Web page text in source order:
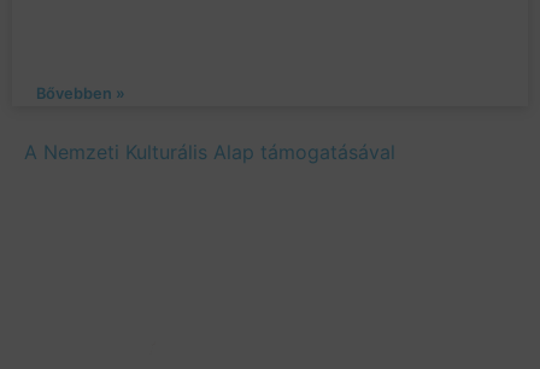
Bővebben »
A Nemzeti Kulturális Alap támogatásával